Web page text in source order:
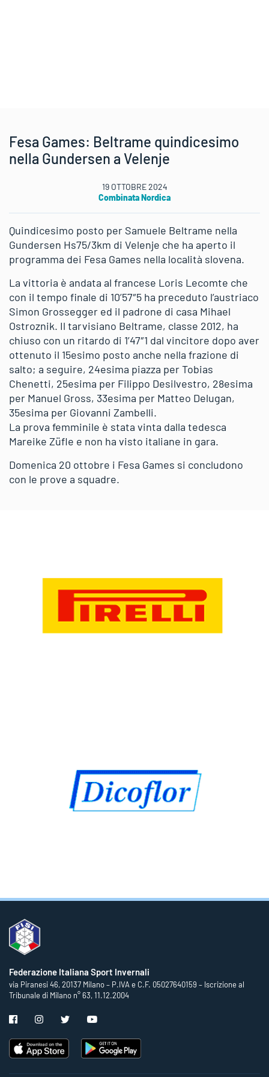
Fesa Games: Beltrame quindicesimo
nella Gundersen a Velenje
19 OTTOBRE 2024
Combinata Nordica
Quindicesimo posto per Samuele Beltrame nella
Gundersen Hs75/3km di Velenje che ha aperto il
programma dei Fesa Games nella località slovena.
La vittoria è andata al francese Loris Lecomte che
con il tempo finale di 10’57″5 ha preceduto l’austriaco
Simon Grossegger ed il padrone di casa Mihael
Ostroznik. Il tarvisiano Beltrame, classe 2012, ha
chiuso con un ritardo di 1’47″1 dal vincitore dopo aver
ottenuto il 15esimo posto anche nella frazione di
salto; a seguire, 24esima piazza per Tobias
Chenetti, 25esima per Filippo Desilvestro, 28esima
per Manuel Gross, 33esima per Matteo Delugan,
35esima per Giovanni Zambelli.
La prova femminile è stata vinta dalla tedesca
Mareike Züfle e non ha visto italiane in gara.
Domenica 20 ottobre i Fesa Games si concludono
con le prove a squadre.
Federazione Italiana Sport Invernali
via Piranesi 46, 20137 Milano – P.IVA e C.F. 05027640159 – Iscrizione al
Tribunale di Milano n° 63, 11.12.2004